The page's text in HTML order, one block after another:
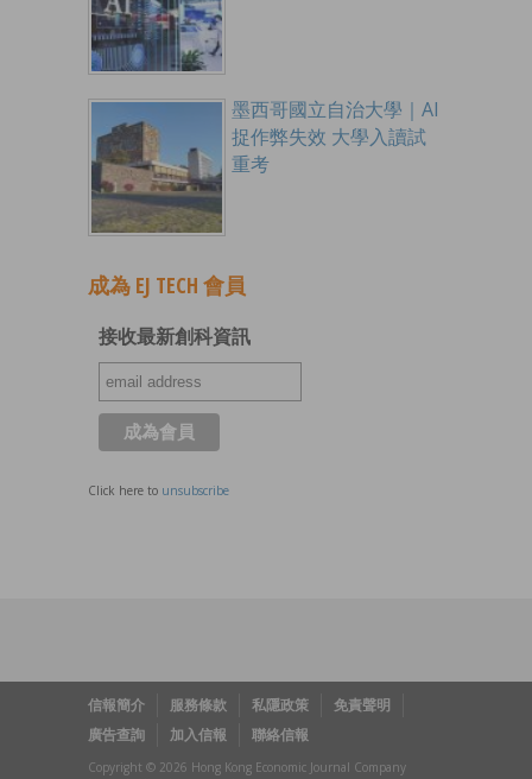
墨西哥國立自治大學｜AI
捉作弊失效 大學入讀試
重考
成為 EJ TECH 會員
接收最新創科資訊
Click here to unsubscribe
信報簡介 服務條款 私隱政策
免責聲明
廣告查詢
加入信報 聯絡信報
Copyright © 2026 Hong Kong Economic Journal Company